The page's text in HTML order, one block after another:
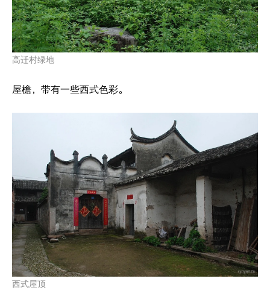
高迁村绿地
屋檐，带有一些西式色彩。
西式屋顶